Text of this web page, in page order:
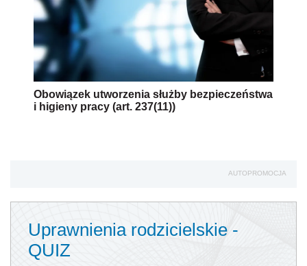
Obowiązek utworzenia służby bezpieczeństwa
i higieny pracy (art. 237(11))
AUTOPROMOCJA
Uprawnienia rodzicielskie -
QUIZ